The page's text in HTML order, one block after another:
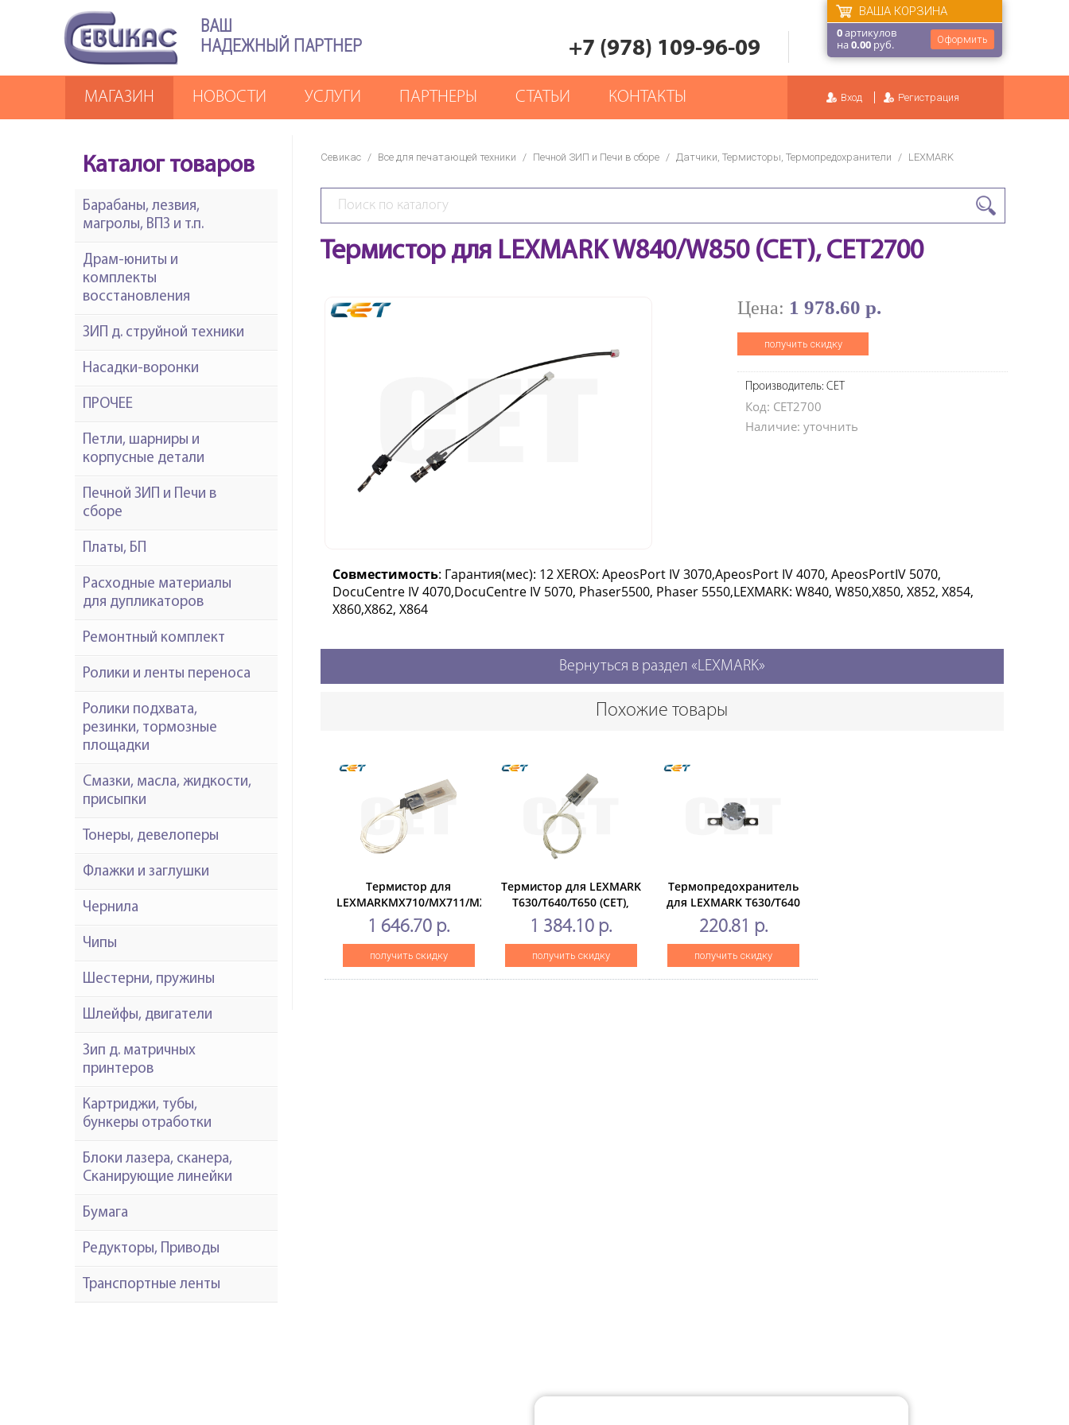
ВАШ
НАДЕЖНЫЙ ПАРТНЕР
+7 (978) 109-96-09 Оформить
ВАША КОРЗИНА
0артикулов
на0.00 руб.
Вход Регистрация
МАГАЗИН НОВОСТИ УСЛУГИ ПАРТНЕРЫ СТАТЬИ КОНТАКТЫ
Севикас / Все для печатающей техники / Печной ЗИП и Печи в сборе / Датчики, Термисторы, Термопредохранители / LEXMARK
Термистор для LEXMARK W840/W850 (CET), CET2700
Цена: 1 978.60 р.
получить скидку
Производитель: CET
Код: CET2700
Наличие: уточнить
Совместимость: Гарантия(мес): 12 XEROX: ApeosPort IV 3070,ApeosPort IV 4070, ApeosPortIV 5070,
DocuCentre IV 4070,DocuCentre IV 5070, Phaser5500, Phaser 5550,LEXMARK: W840, W850,X850, X852, X854,
X860,X862, X864
Вернуться в раздел «LEXMARK»
Похожие товары
Термистор для
LEXMARKMX710/MX711/MX810/MX811/MX812/MS810/MS811/MS812(CET),
CET2830
1 646.70 р.
получить скидку
Термистор для LEXMARK
T630/T640/T650 (CET),
CET2845
1 384.10 р.
получить скидку
Термопредохранитель
для LEXMARK T630/T640
(CET),CET1582
220.81 р.
получить скидку
Каталог товаров
Барабаны, лезвия,
магролы, ВПЗ и т.п.
Драм-юниты и
комплекты
восстановления
ЗИП д. струйной техники
Насадки-воронки
ПРОЧЕЕ
Петли, шарниры и
корпусные детали
Печной ЗИП и Печи в
сборе
Платы, БП
Расходные материалы
для дупликаторов
Ремонтный комплект
Ролики и ленты переноса
Ролики подхвата,
резинки, тормозные
площадки
Смазки, масла, жидкости,
присыпки
Тонеры, девелоперы
Флажки и заглушки
Чернила
Чипы
Шестерни, пружины
Шлейфы, двигатели
Зип д. матричных
принтеров
Картриджи, тубы,
бункеры отработки
Блоки лазера, сканера,
Сканирующие линейки
Бумага
Редукторы, Приводы
Транспортные ленты